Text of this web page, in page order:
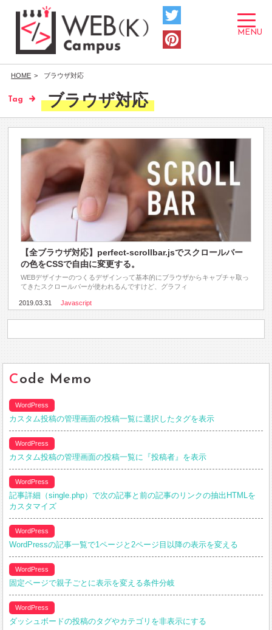
toggle
MENU
HOME ブラウザ対応
Tag ブラウザ対応
【全ブラウザ対応】perfect-scrollbar.jsでスクロールバー
の色をCSSで自由に変更する。
WEBデザイナーのつくるデザインって基本的にブラウザからキャプチャ取っ
てきたスクロールバーが使われるんですけど、グラフィ
2019.03.31 Javascript
Code Memo
WordPress
カスタム投稿の管理画面の投稿一覧に選択したタグを表示
WordPress
カスタム投稿の管理画面の投稿一覧に『投稿者』を表示
WordPress
記事詳細（single.php）で次の記事と前の記事のリンクの抽出HTMLを
カスタマイズ
WordPress
WordPressの記事一覧で1ページと2ページ目以降の表示を変える
WordPress
固定ページで親子ごとに表示を変える条件分岐
WordPress
ダッシュボードの投稿のタグやカテゴリを非表示にする